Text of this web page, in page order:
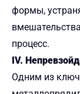
формы,
процесс.
IV.
Одним из